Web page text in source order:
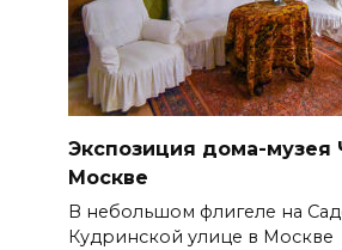
Экспозиция дома-музея
Москве
В небольшом флигеле на
Кудринской улице в Москве